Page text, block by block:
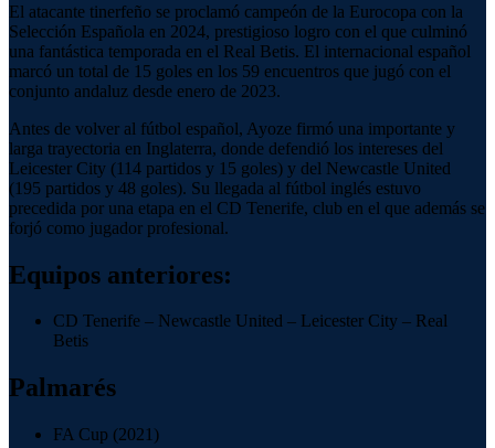
El atacante tinerfeño se proclamó campeón de la Eurocopa con la
Selección Española en 2024, prestigioso logro con el que culminó
una fantástica temporada en el Real Betis. El internacional español
marcó un total de 15 goles en los 59 encuentros que jugó con el
conjunto andaluz desde enero de 2023.
Antes de volver al fútbol español, Ayoze firmó una importante y
larga trayectoria en Inglaterra, donde defendió los intereses del
Leicester City (114 partidos y 15 goles) y del Newcastle United
(195 partidos y 48 goles). Su llegada al fútbol inglés estuvo
precedida por una etapa en el CD Tenerife, club en el que además se
forjó como jugador profesional.
Equipos anteriores:
CD Tenerife – Newcastle United – Leicester City – Real
Betis
Palmarés
FA Cup (2021)